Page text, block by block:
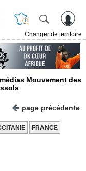
Changer de territoire
Mouvement des
page précédente
FRANCE